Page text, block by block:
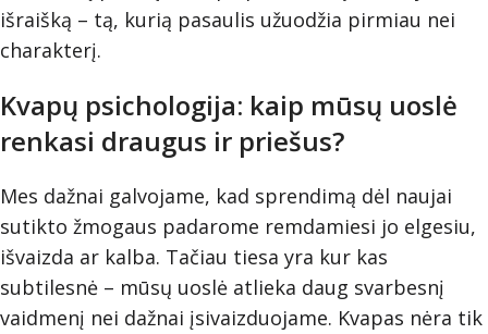
išraišką – tą, kurią pasaulis užuodžia pirmiau nei
charakterį.
Kvapų psichologija: kaip mūsų uoslė
renkasi draugus ir priešus?
Mes dažnai galvojame, kad sprendimą dėl naujai
sutikto žmogaus padarome remdamiesi jo elgesiu,
išvaizda ar kalba. Tačiau tiesa yra kur kas
subtilesnė – mūsų uoslė atlieka daug svarbesnį
vaidmenį nei dažnai įsivaizduojame. Kvapas nėra tik